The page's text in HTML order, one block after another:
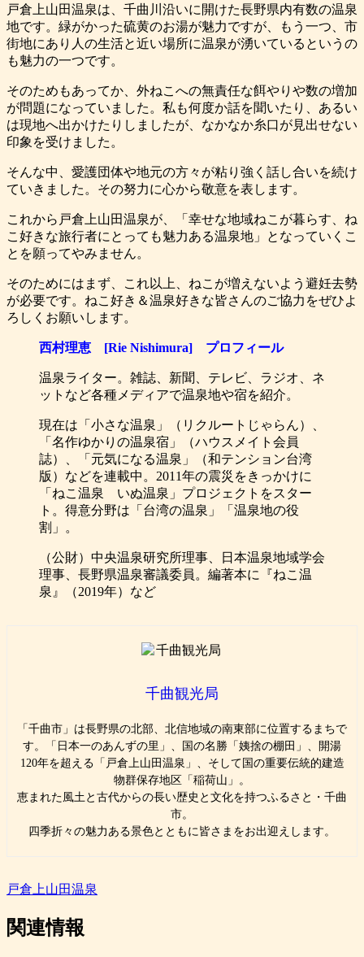
戸倉上山田温泉は、千曲川沿いに開けた長野県内有数の温泉
地です。緑がかった硫黄のお湯が魅力ですが、もう一つ、市
街地にあり人の生活と近い場所に温泉が湧いているというの
も魅力の一つです。
そのためもあってか、外ねこへの無責任な餌やりや数の増加
が問題になっていました。私も何度か話を聞いたり、あるい
は現地へ出かけたりしましたが、なかなか糸口が見出せない
印象を受けました。
そんな中、愛護団体や地元の方々が粘り強く話し合いを続け
ていきました。その努力に心から敬意を表します。
これから戸倉上山田温泉が、「幸せな地域ねこが暮らす、ね
こ好きな旅行者にとっても魅力ある温泉地」となっていくこ
とを願ってやみません。
そのためにはまず、これ以上、ねこが増えないよう避妊去勢
が必要です。ねこ好き＆温泉好きな皆さんのご協力をぜひよ
ろしくお願いします。
西村理恵 [Rie Nishimura] プロフィール
温泉ライター。雑誌、新聞、テレビ、ラジオ、ネ
ットなど各種メディアで温泉地や宿を紹介。
現在は「小さな温泉」（リクルートじゃらん）、
「名作ゆかりの温泉宿」（ハウスメイト会員
誌）、「元気になる温泉」（和テンション台湾
版）などを連載中。2011年の震災をきっかけに
「ねこ温泉 いぬ温泉」プロジェクトをスター
ト。得意分野は「台湾の温泉」「温泉地の役
割」。
（公財）中央温泉研究所理事、日本温泉地域学会
理事、長野県温泉審議委員。編著本に『ねこ温
泉』（2019年）など
千曲観光局
「千曲市」は長野県の北部、北信地域の南東部に位置するまちで
す。「日本一のあんずの里」、国の名勝「姨捨の棚田」、開湯
120年を超える「戸倉上山田温泉」、そして国の重要伝統的建造
物群保存地区「稲荷山」。
恵まれた風土と古代からの長い歴史と文化を持つふるさと・千曲
市。
四季折々の魅力ある景色とともに皆さまをお出迎えします。
戸倉上山田温泉
関連情報